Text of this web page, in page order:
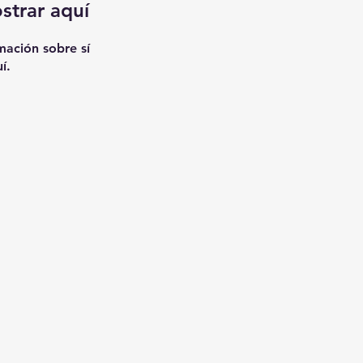
aquí
sobre sí